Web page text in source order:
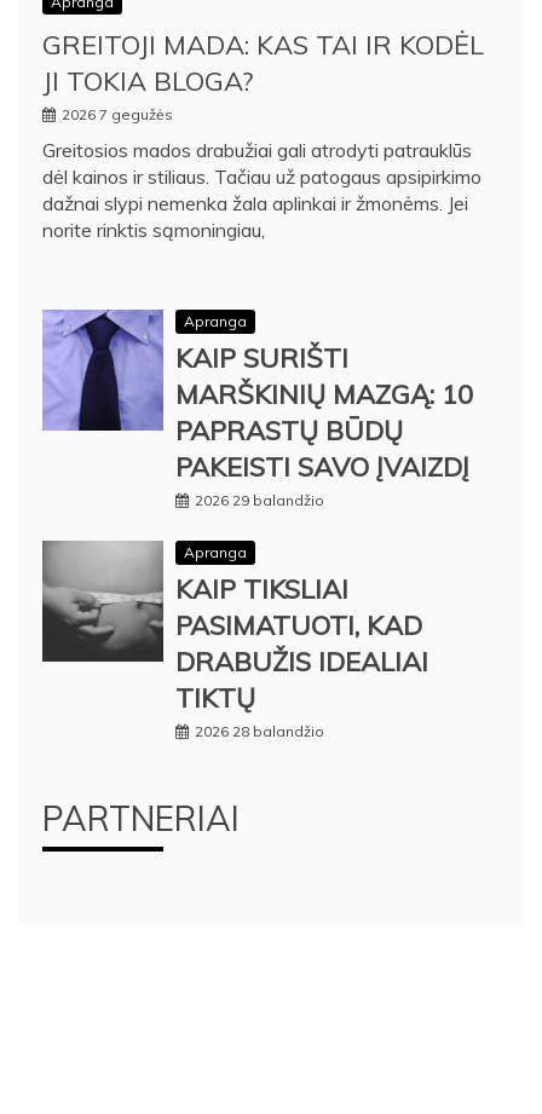
GREITOJI MADA: KAS TAI IR KODĖL
JI TOKIA BLOGA?
2026 7 gegužės
Greitosios mados drabužiai gali atrodyti patrauklūs
dėl kainos ir stiliaus. Tačiau už patogaus apsipirkimo
dažnai slypi nemenka žala aplinkai ir žmonėms. Jei
norite rinktis sąmoningiau,
Apranga
KAIP SURIŠTI
MARŠKINIŲ MAZGĄ: 10
PAPRASTŲ BŪDŲ
PAKEISTI SAVO ĮVAIZDĮ
2026 29 balandžio
Apranga
KAIP TIKSLIAI
PASIMATUOTI, KAD
DRABUŽIS IDEALIAI
TIKTŲ
2026 28 balandžio
PARTNERIAI